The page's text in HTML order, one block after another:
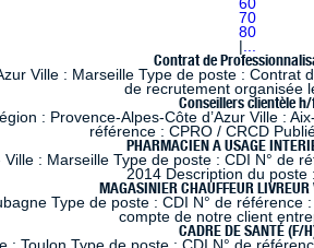
60
70
80
...
Contrat de
Ville : Marseille Type de poste :
de recrutement organisée
Conseillers clientèle
: Provence-Alpes-Côte d’Azur Ville :
référence : CPRO / CRCD
PHARMACIEN A USAGE
: Marseille Type de poste : CDI N°
2014 Description du
MAGASINIER CHAUFFEUR LIVREUR
Type de poste : CDI N° de
compte de notre client
CADRE DE SANTÉ (F/